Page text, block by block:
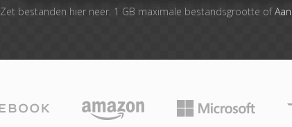
Zet bestanden hier neer. 1 GB maximale bestandsgrootte of